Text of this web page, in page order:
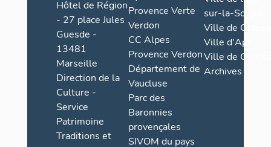
Hôtel de Région
- 27 place Jules
Guesde -
13481
Marseille
Direction de la
Culture -
Service
Patrimoine
Traditions et
Provence Verte
Verdon
CC Alpes
Provence Verdon
Département de
Vaucluse
Parc des
Baronnies
provençales
SIVOM du pays
sur-la-Sorgue
Ville de Grasse
Ville d'Apt
Ville de
Archives